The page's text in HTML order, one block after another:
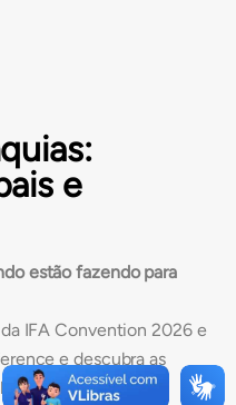
e
estão fazendo para
IFA Convention 2026 e
e descubra as
novas